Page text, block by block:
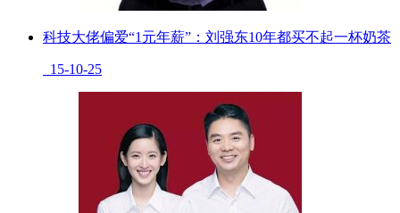
科技大佬偏爱“1元年薪”：刘强东10年都买不起一杯奶茶
15-10-25